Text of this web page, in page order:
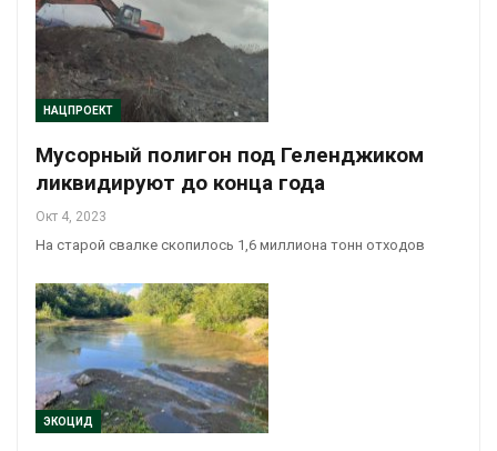
НАЦПРОЕКТ
Мусорный полигон под Геленджиком
ликвидируют до конца года
Окт 4, 2023
На старой свалке скопилось 1,6 миллиона тонн отходов
ЭКОЦИД